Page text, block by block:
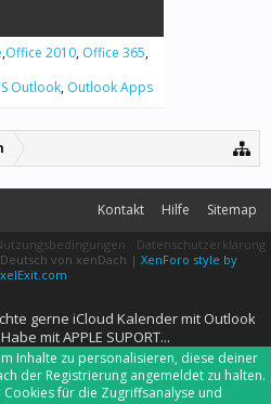
,Office 2010, Office 365,
Outlook, Outlook Apps
Kontakt Hilfe Sitemap
Datenschutzerklärung
Deutsch von xenDach | XenForo style by
gerne iCloud Kalender mit Outlook
mit APPLE SUPORT...
Inhalte zu personalisieren, diese deiner
der Registrierung angemeldet zu halten.
für die Zugriffsanalyse und